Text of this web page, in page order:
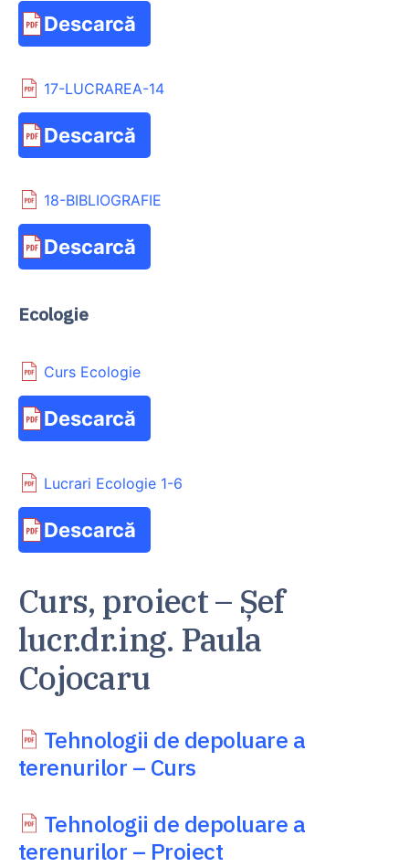
Descarcă
17-LUCRAREA-14
Descarcă
18-BIBLIOGRAFIE
Descarcă
Ecologie
Curs Ecologie
Descarcă
Lucrari Ecologie 1-6
Descarcă
Curs, proiect – Șef
lucr.dr.ing. Paula
Cojocaru
Tehnologii de depoluare a
terenurilor – Curs
Tehnologii de depoluare a
terenurilor – Proiect